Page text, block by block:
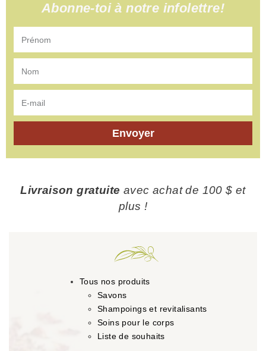
Abonne-toi à notre infolettre!
Envoyer
Livraison gratuite avec achat de 100 $ et
plus !
Tous nos produits
Savons
Shampoings et revitalisants
Soins pour le corps
Liste de souhaits